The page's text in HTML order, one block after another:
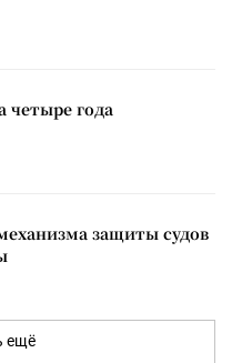
четыре года
защиты судов
ещё